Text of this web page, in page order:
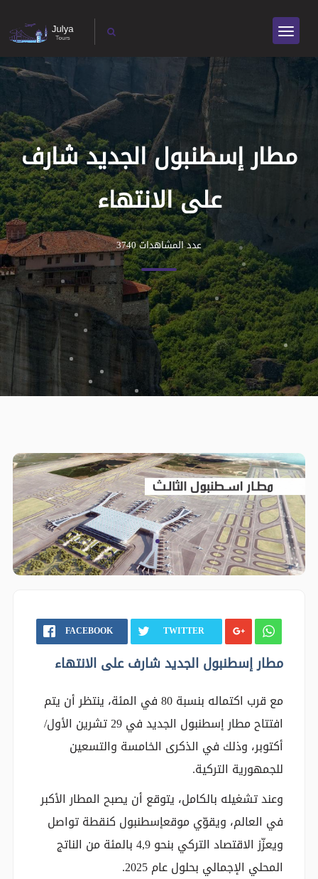
مطار إسطنبول الجديد شارف
على الانتهاء
عدد المشاهدات 3740
FACEBOOK TWITTER
مطار إسطنبول الجديد شارف على الانتهاء
مع قرب اكتماله بنسبة 80 في المئة، ينتظر أن يتم
افتتاح مطار إسطنبول الجديد في 29 تشرين الأول/
أكتوبر، وذلك في الذكرى الخامسة والتسعين
للجمهورية التركية.
وعند تشغيله بالكامل، يتوقع أن يصبح المطار الأكبر
في العالم، ويقوّي موقعإسطنبول كنقطة تواصل
ويعزّز الاقتصاد التركي بنحو 4,9 بالمئة من الناتج
المحلي الإجمالي بحلول عام 2025.